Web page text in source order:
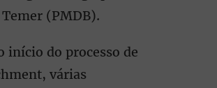
(PMDB).
início do processo de
várias